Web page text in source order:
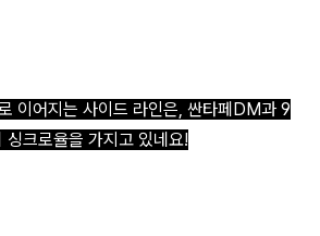
이어지는 사이드 라인은, 싼타페DM과 9
싱크로율을 가지고 있네요!